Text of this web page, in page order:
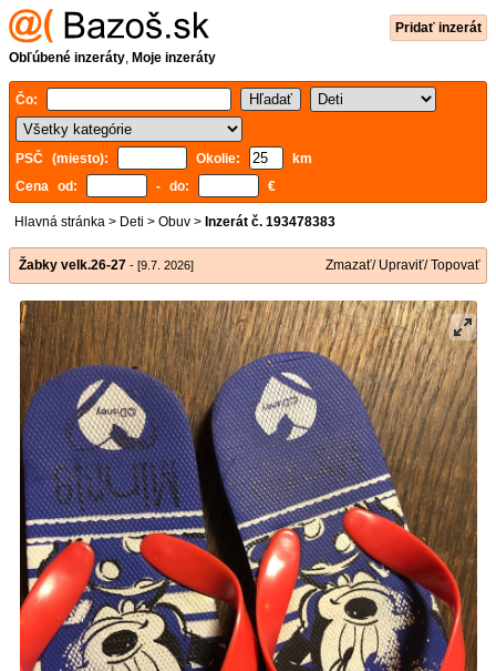
Pridať inzerát
Obľúbené inzeráty, Moje inzeráty
Čo:
PSČ (miesto): Okolie:
km
Cena od:
- do: €
Hlavná stránka > Deti > Obuv > Inzerát č. 193478383
Žabky velk.26-27 - [9.7. 2026] Zmazať/ Upraviť/ Topovať